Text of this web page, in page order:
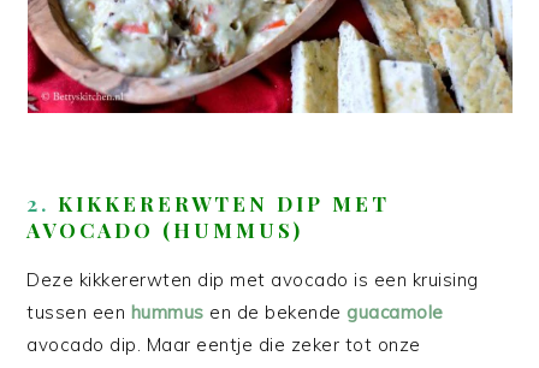
2. KIKKERERWTEN DIP MET
AVOCADO (HUMMUS)
Deze kikkererwten dip met avocado is een kruising
tussen een hummus en de bekendeguacamole
avocado dip. Maar eentje die zeker tot onze